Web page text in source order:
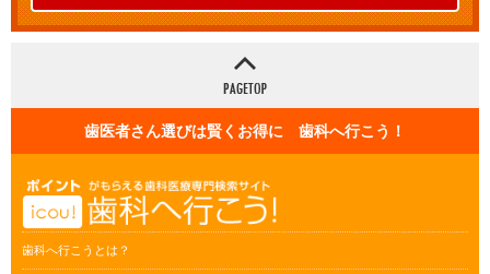
歯医者さん選びは賢くお得に 歯科へ行こう！
歯科へ行こうとは？